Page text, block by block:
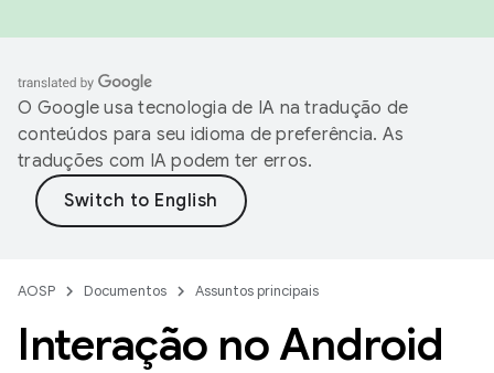
O Google usa tecnologia de IA na tradução de
conteúdos para seu idioma de preferência. As
traduções com IA podem ter erros.
AOSP Documentos Assuntos principais
Interação no Android